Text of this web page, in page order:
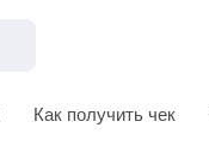
Как получить чек